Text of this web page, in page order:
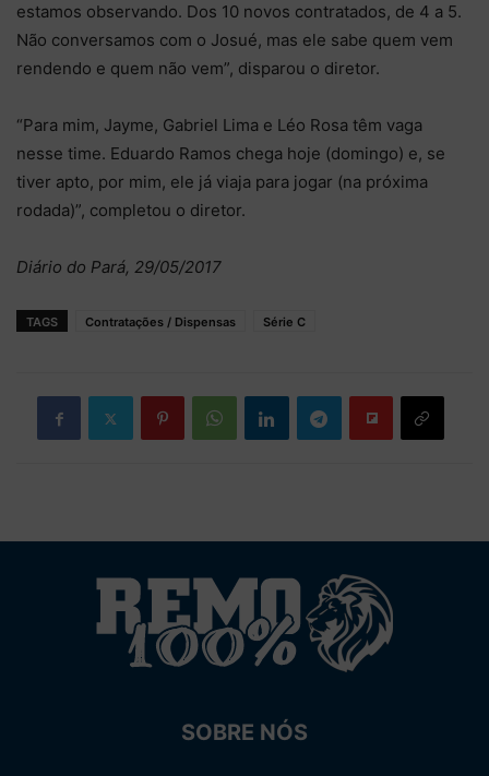
estamos observando. Dos 10 novos contratados, de 4 a 5.
Não conversamos com o Josué, mas ele sabe quem vem
rendendo e quem não vem”, disparou o diretor.
“Para mim, Jayme, Gabriel Lima e Léo Rosa têm vaga
nesse time. Eduardo Ramos chega hoje (domingo) e, se
tiver apto, por mim, ele já viaja para jogar (na próxima
rodada)”, completou o diretor.
Diário do Pará, 29/05/2017
TAGS Contratações / Dispensas Série C
SOBRE NÓS